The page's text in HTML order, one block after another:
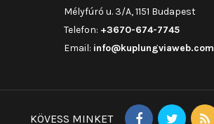
Mélyfúró u. 3/A, 1151 Budapest
Telefon: +3670-674-7745
Email: info@kuplungviaweb.com
KÖVESS MINKET